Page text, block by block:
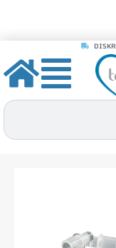
rett
innholdet
Søk